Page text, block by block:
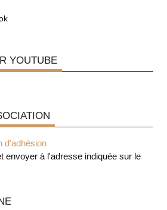
YOUTUBE
d'adhésion
envoyer à l'adresse indiquée sur le